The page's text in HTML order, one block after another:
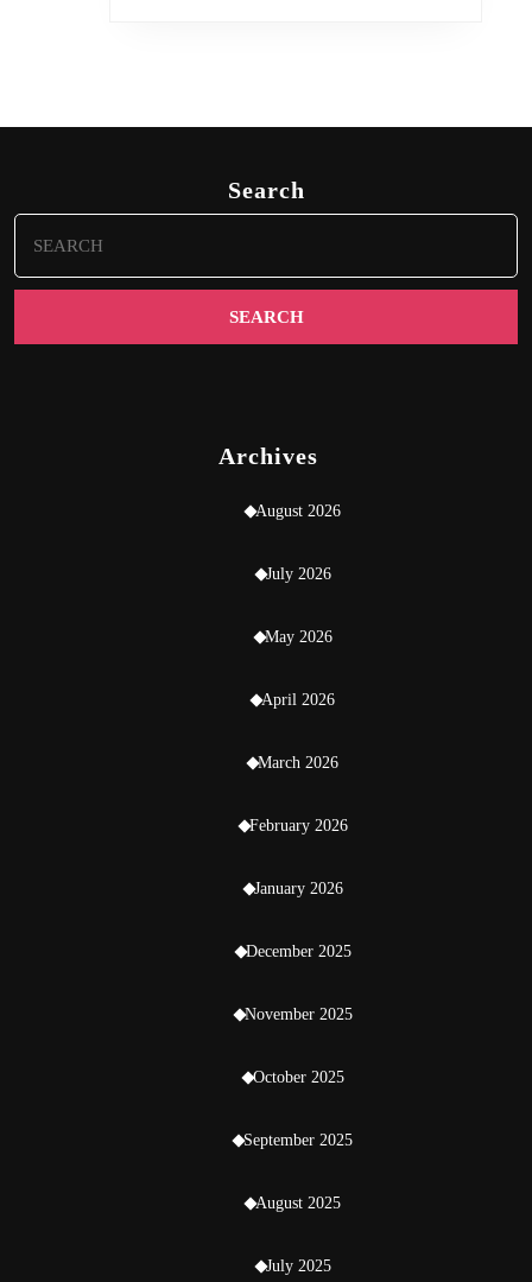
Search
Search
for:
Archives
August 2026
July 2026
May 2026
April 2026
March 2026
February 2026
January 2026
December 2025
November 2025
October 2025
September 2025
August 2025
July 2025